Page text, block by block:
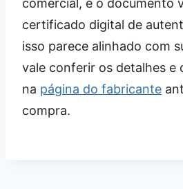
certificado digital de
isso parece alinhado com
vale conferir os detalhes e
na página do fabricante
compra.